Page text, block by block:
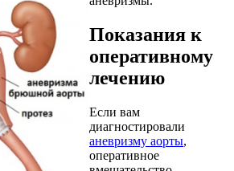
Показания к
оперативному
лечению
Если вам
диагностировали
аневризму аорты,
оперативное